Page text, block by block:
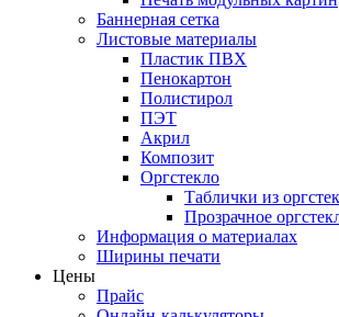
Баннерная сетка
Листовые материалы
Пластик ПВХ
Пенокартон
Полистирол
ПЭТ
Акрил
Композит
Оргстекло
Таблички из
Прозрачное
Информация о материалах
Ширины печати
Цены
Прайс